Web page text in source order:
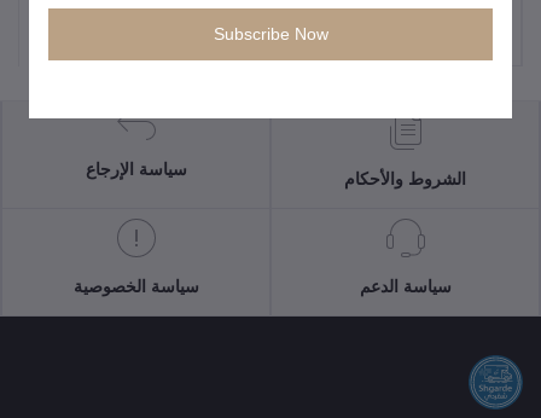
الشروط والأحكام
سياسة الإرجاع
سياسة الدعم سياسة الخصوصية
Subscribe Now